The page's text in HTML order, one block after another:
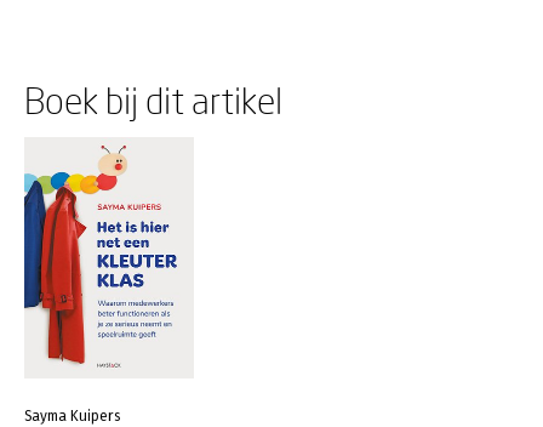
Boek bij dit artikel
Sayma Kuipers